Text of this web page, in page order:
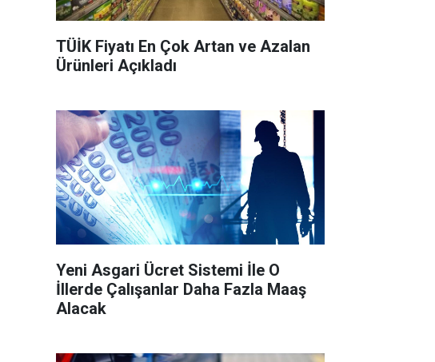
TÜİK Fiyatı En Çok Artan ve Azalan
Ürünleri Açıkladı
Yeni Asgari Ücret Sistemi İle O
İllerde Çalışanlar Daha Fazla Maaş
Alacak